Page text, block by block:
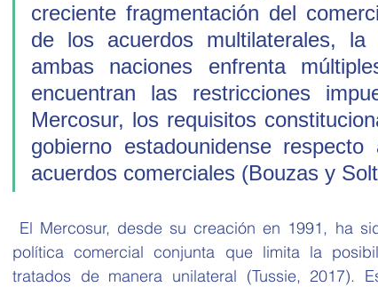
creciente fragmentación del
de los acuerdos multilaterales,
ambas naciones enfrenta
encuentran las restricciones
Mercosur, los requisitos
gobierno estadounidense
acuerdos comerciales (Bouzas y
política comercial conjunta que limita la
tratados de manera unilateral (Tussie, 2017).